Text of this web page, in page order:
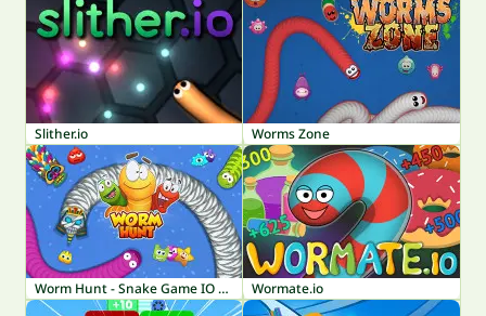
Slither.io Worms Zone
Worm Hunt - Snake Game IO Zone Wormate.io